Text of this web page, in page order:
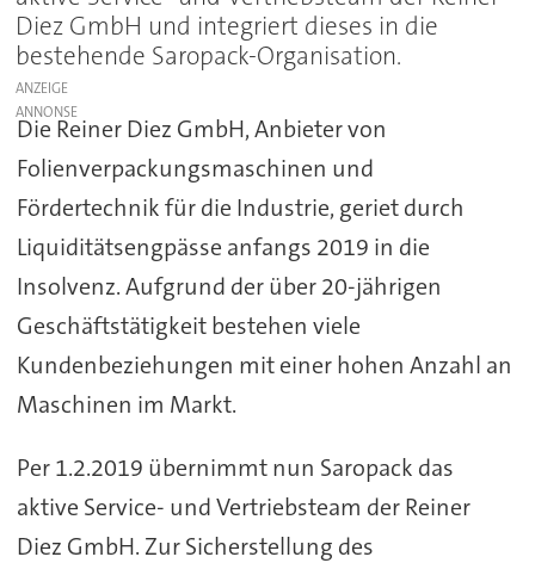
Diez GmbH und integriert dieses in die
bestehende Saropack-Organisation.
ANZEIGE
Die Reiner Diez GmbH, Anbieter von
Folienverpackungsmaschinen und
Fördertechnik für die Industrie, geriet durch
Liquiditätsengpässe anfangs 2019 in die
Insolvenz. Aufgrund der über 20-jährigen
Geschäftstätigkeit bestehen viele
Kundenbeziehungen mit einer hohen Anzahl an
Maschinen im Markt.
Per 1.2.2019 übernimmt nun Saropack das
aktive Service- und Vertriebsteam der Reiner
Diez GmbH. Zur Sicherstellung des